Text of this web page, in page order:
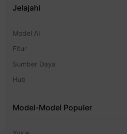
Jelajahi
Model AI
Fitur
Sumber Daya
Hub
Model-Model Populer